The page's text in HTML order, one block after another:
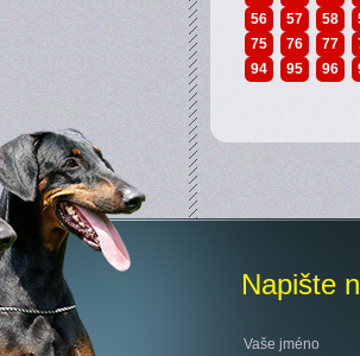
56
57 58
75
76 77
94
95 96
Napište
Vaše jméno